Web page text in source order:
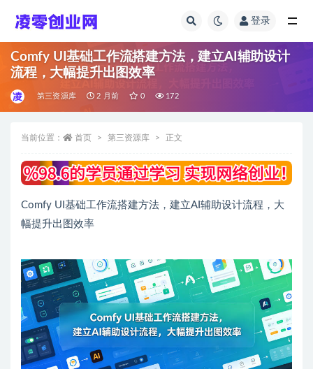
登录
Comfy UI基础工作流搭建方法，建立AI辅助设计
流程，大幅提升出图效率
第三资源库 2 月前 0 172
当前位置： 首页 第三资源库 正文
Comfy UI基础工作流搭建方法，建立AI辅助设计流程，大
幅提升出图效率